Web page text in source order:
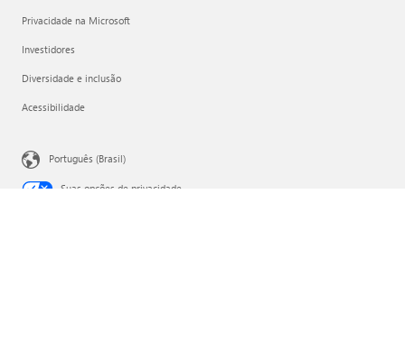
Privacidade na Microsoft
Investidores
Diversidade e inclusão
Acessibilidade
Português (Brasil)
Suas opções de privacidade